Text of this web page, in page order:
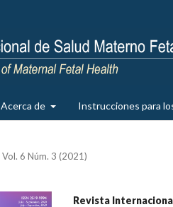
Acerca de Instrucciones para
Vol. 6 Núm. 3 (2021)
Revista